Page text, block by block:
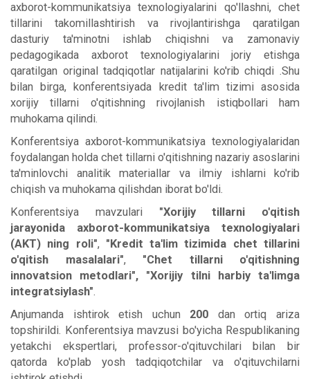
axborot-kommunikatsiya texnologiyalarini qo'llashni, chet
tillarini takomillashtirish va rivojlantirishga qaratilgan
dasturiy ta'minotni ishlab chiqishni va zamonaviy
pedagogikada axborot texnologiyalarini joriy etishga
qaratilgan original tadqiqotlar natijalarini ko'rib chiqdi .Shu
bilan birga, konferentsiyada kredit ta'lim tizimi asosida
xorijiy tillarni o'qitishning rivojlanish istiqbollari ham
muhokama qilindi.
Konferentsiya axborot-kommunikatsiya texnologiyalaridan
foydalangan holda chet tillarni o'qitishning nazariy asoslarini
ta'minlovchi analitik materiallar va ilmiy ishlarni ko'rib
chiqish va muhokama qilishdan iborat bo'ldi.
Konferentsiya mavzulari"Xorijiy tillarni o'qitish
jarayonida axborot-kommunikatsiya texnologiyalari
(AKT) ning roli", "Kredit ta'lim tizimida chet tillarini
o'qitish masalalari", "Chet tillarni o'qitishning
innovatsion metodlari", "Xorijiy tilni harbiy ta'limga
integratsiylash"
Anjumanda ishtirok etish uchun 200 dan ortiq ariza
topshirildi. Konferentsiya mavzusi bo'yicha Respublikaning
yetakchi ekspertlari, professor-o'qituvchilari bilan bir
qatorda ko'plab yosh tadqiqotchilar va o'qituvchilarni